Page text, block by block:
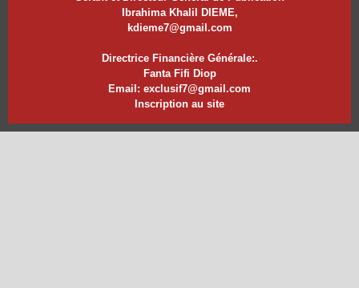
Ibrahima Khalil DIEME,
kdieme7@gmail.com
Directrice Financière Générale:.
Fanta Fifi Diop
Email: exclusif7@gmail.com
Inscription au site